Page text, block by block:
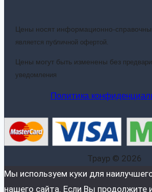
Цены носят информационно-
является публичной офертой.
Цены могут быть изменены без
уведомления
Политика
Траур © 2026
Мы используем куки для
нашего сайта. Если Вы продолжите